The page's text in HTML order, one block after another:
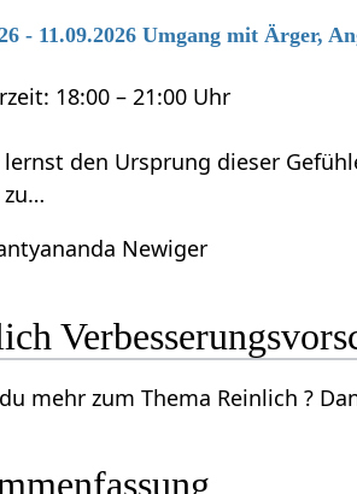
- 11.09.2026 Umgang mit Ärger,
18:00 – 21:00 Uhr
lernst den Ursprung dieser
zu…
Newiger
Reinlich‏‎
Kennst